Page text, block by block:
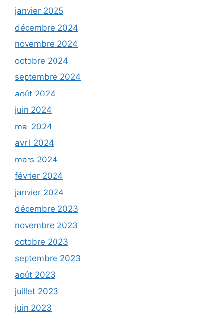
janvier 2025
décembre 2024
novembre 2024
octobre 2024
septembre 2024
août 2024
juin 2024
mai 2024
avril 2024
mars 2024
février 2024
janvier 2024
décembre 2023
novembre 2023
octobre 2023
septembre 2023
août 2023
juillet 2023
juin 2023